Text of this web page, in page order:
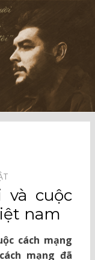
và cuộc
nam
cách mạng
mạng đã